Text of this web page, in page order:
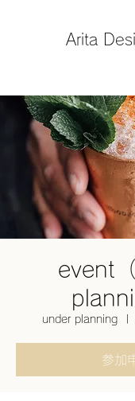
Arita
event
under planning
  |
参加